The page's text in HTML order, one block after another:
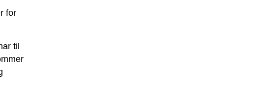
for
til